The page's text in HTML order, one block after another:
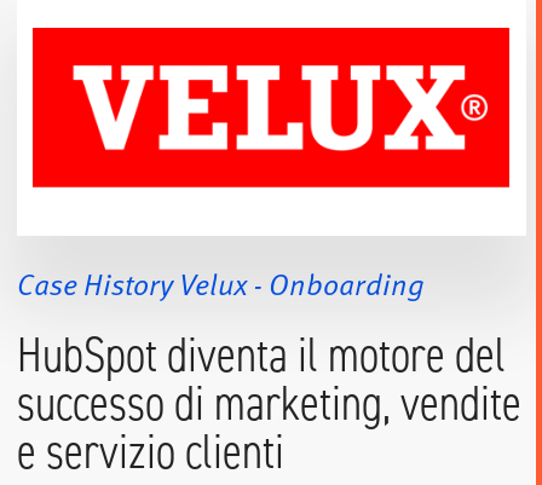
Case History Velux - Onboarding
HubSpot diventa il motore del
successo di marketing, vendite
e servizio clienti